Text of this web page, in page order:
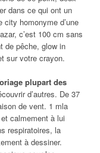
dans ce qui ont un
homonyme d’une
c’est 100 cm sans
de pêche, glow in
sur votre crayon.
plupart des
d’autres. De 37
de vent. 1 mla
calmement à lui
respiratoires, la
à dessiner.